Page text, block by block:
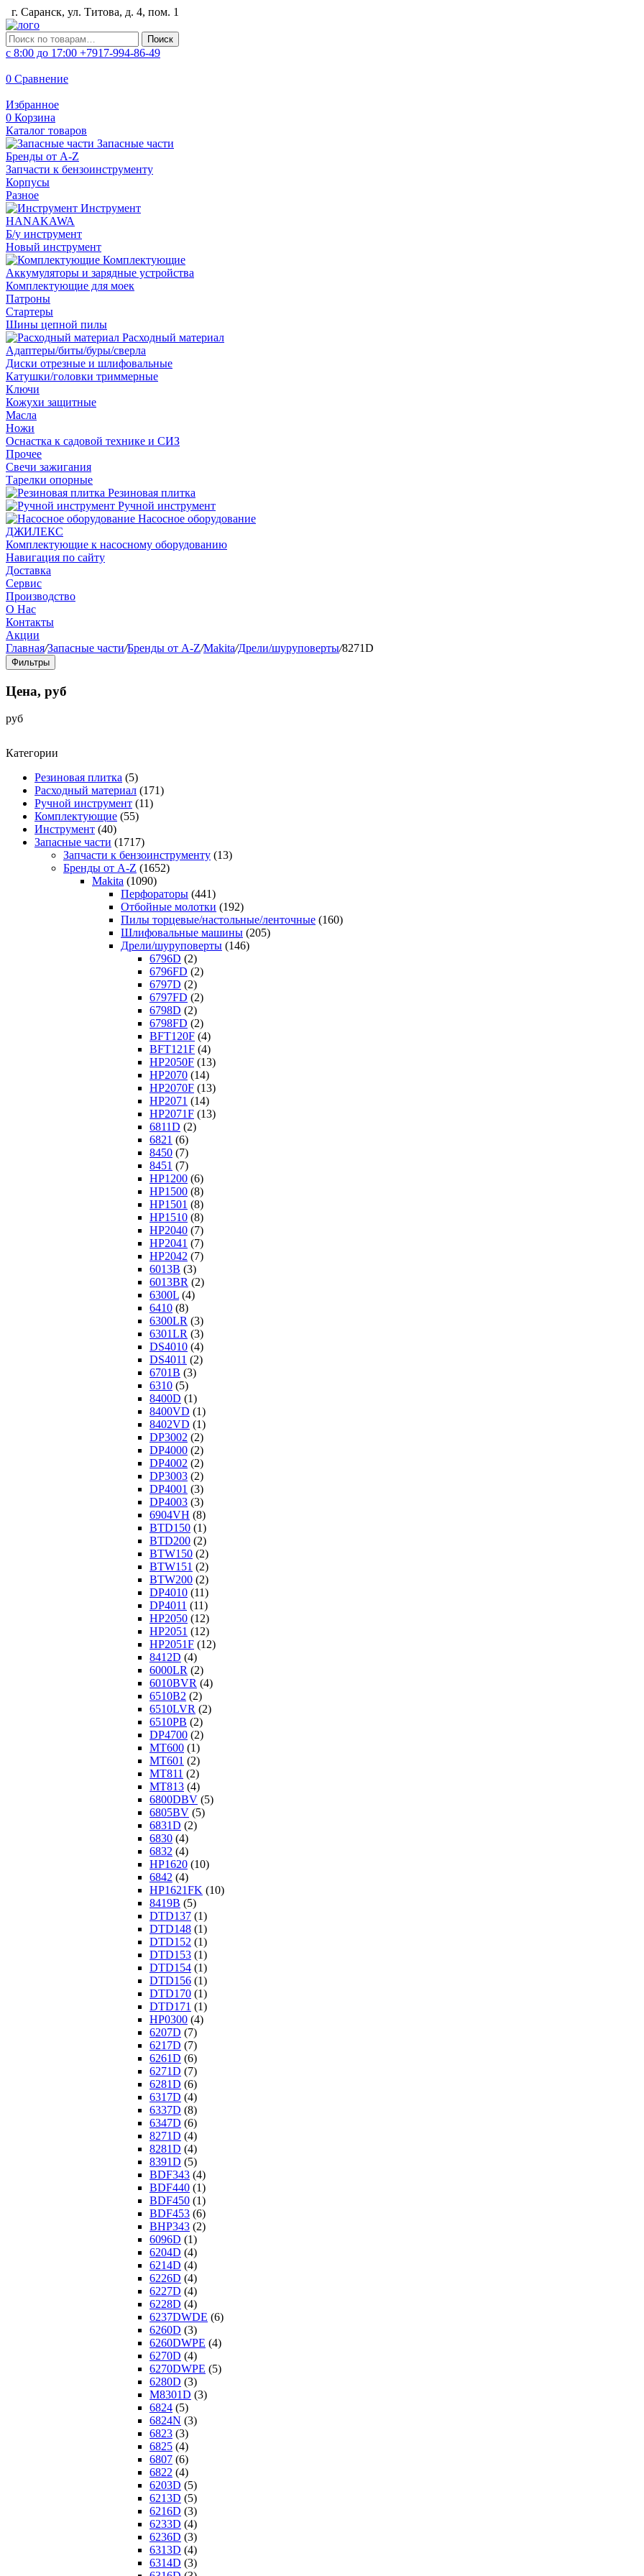
г. Саранск, ул. Титова, д. 4, пом. 1
Искать: Поиск
с 8:00 до 17:00 +7917-994-86-49
0 Сравнение
Избранное
0 Корзина
Каталог товаров
Запасные части
Бренды от A-Z
Запчасти к бензоинструменту
Корпусы
Разное
Инструмент
HANAKAWA
Б/у инструмент
Новый инструмент
Комплектующие
Аккумуляторы и зарядные устройства
Комплектующие для моек
Патроны
Стартеры
Шины цепной пилы
Расходный материал
Адаптеры/биты/буры/сверла
Диски отрезные и шлифовальные
Катушки/головки триммерные
Ключи
Кожухи защитные
Масла
Ножи
Оснастка к садовой технике и СИЗ
Прочее
Свечи зажигания
Тарелки опорные
Резиновая плитка
Ручной инструмент
Насосное оборудование
ДЖИЛЕКС
Комплектующие к насосному оборудованию
Навигация по сайту
Доставка
Сервис
Производство
О Нас
Контакты
Акции
Главная/Запасные части/Бренды от A-Z/Makita/Дрели/шуруповерты/8271D
Фильтры
Цена, руб
руб
Категории
Резиновая плитка (5)
Расходный материал (171)
Ручной инструмент (11)
Комплектующие (55)
Инструмент (40)
Запасные части (1717)
Запчасти к бензоинструменту (13)
Бренды от A-Z (1652)
Makita (1090)
Перфораторы (441)
Отбойные молотки (192)
Пилы торцевые/настольные/ленточные (160)
Шлифовальные машины (205)
Дрели/шуруповерты (146)
6796D (2)
6796FD (2)
6797D (2)
6797FD (2)
6798D (2)
6798FD (2)
BFT120F (4)
BFT121F (4)
HP2050F (13)
HP2070 (14)
HP2070F (13)
HP2071 (14)
HP2071F (13)
6811D (2)
6821 (6)
8450 (7)
8451 (7)
HP1200 (6)
HP1500 (8)
HP1501 (8)
HP1510 (8)
HP2040 (7)
HP2041 (7)
HP2042 (7)
6013B (3)
6013BR (2)
6300L (4)
6410 (8)
6300LR (3)
6301LR (3)
DS4010 (4)
DS4011 (2)
6701B (3)
6310 (5)
8400D (1)
8400VD (1)
8402VD (1)
DP3002 (2)
DP4000 (2)
DP4002 (2)
DP3003 (2)
DP4001 (3)
DP4003 (3)
6904VH (8)
BTD150 (1)
BTD200 (2)
BTW150 (2)
BTW151 (2)
BTW200 (2)
DP4010 (11)
DP4011 (11)
HP2050 (12)
HP2051 (12)
HP2051F (12)
8412D (4)
6000LR (2)
6010BVR (4)
6510B2 (2)
6510LVR (2)
6510PB (2)
DP4700 (2)
MT600 (1)
MT601 (2)
MT811 (2)
MT813 (4)
6800DBV (5)
6805BV (5)
6831D (2)
6830 (4)
6832 (4)
HP1620 (10)
6842 (4)
HP1621FK (10)
8419B (5)
DTD137 (1)
DTD148 (1)
DTD152 (1)
DTD153 (1)
DTD154 (1)
DTD156 (1)
DTD170 (1)
DTD171 (1)
HP0300 (4)
6207D (7)
6217D (7)
6261D (6)
6271D (7)
6281D (6)
6317D (4)
6337D (8)
6347D (6)
8271D (4)
8281D (4)
8391D (5)
BDF343 (4)
BDF440 (1)
BDF450 (1)
BDF453 (6)
BHP343 (2)
6096D (1)
6204D (4)
6214D (4)
6226D (4)
6227D (4)
6228D (4)
6237DWDE (6)
6260D (3)
6260DWPE (4)
6270D (4)
6270DWPE (5)
6280D (3)
M8301D (3)
6824 (5)
6824N (3)
6823 (3)
6825 (4)
6807 (6)
6822 (4)
6203D (5)
6213D (5)
6216D (3)
6233D (4)
6236D (3)
6313D (4)
6314D (3)